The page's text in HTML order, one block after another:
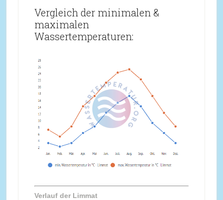
Vergleich der minimalen &
maximalen
Wassertemperaturen:
Verlauf der Limmat